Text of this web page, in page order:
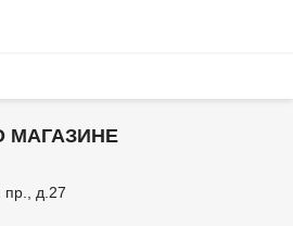
МАГАЗИНЕ
пр., д.27